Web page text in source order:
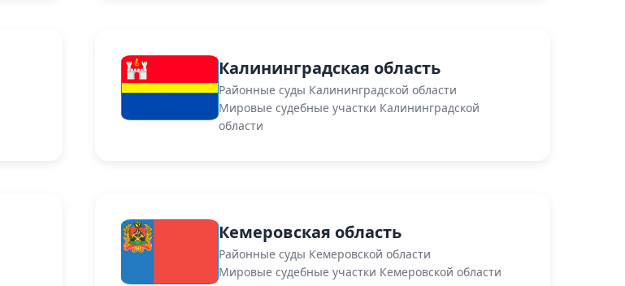
Калининградская область
Районные суды Калининградской области
Мировые судебные участки Калининградской
области
Кемеровская область
Районные суды Кемеровской области
Мировые судебные участки Кемеровской области